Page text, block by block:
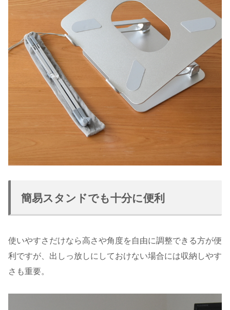
簡易スタンドでも十分に便利
使いやすさだけなら高さや角度を自由に調整できる方が便
利ですが、出しっ放しにしておけない場合には収納しやす
さも重要。